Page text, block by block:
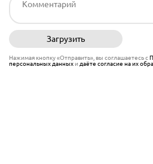
Загрузить
Нажимая кнопку «Отправить», вы соглашаетесь с
персональных данныхи даёте согласие на их